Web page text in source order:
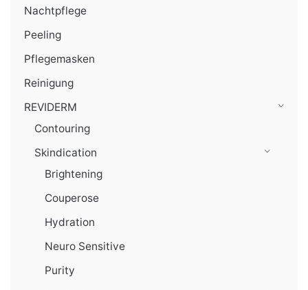
Nachtpflege
Peeling
Pflegemasken
Reinigung
REVIDERM
Contouring
Skindication
Brightening
Couperose
Hydration
Neuro Sensitive
Purity